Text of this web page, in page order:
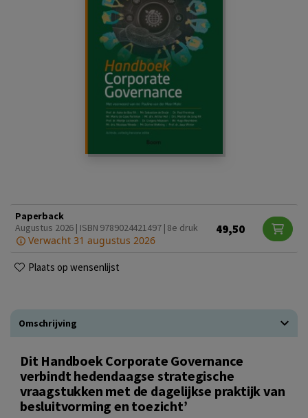
Paperback
Augustus 2026 | ISBN 9789024421497 | 8e druk
Verwacht 31 augustus 2026
49,50
Plaats op wensenlijst
Omschrijving
Dit Handboek Corporate Governance
verbindt hedendaagse strategische
vraagstukken met de dagelijkse praktijk van
besluitvorming en toezicht’